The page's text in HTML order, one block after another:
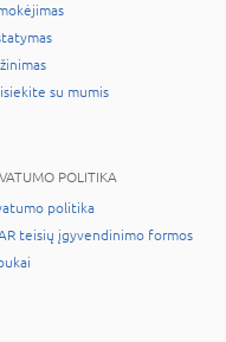
su mumis
POLITIKA
politika
teisių įgyvendinimo formos